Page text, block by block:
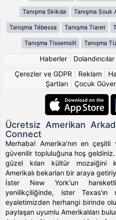
Tanışma Skikda Tanışma Souk
Tanışma Tébessa Tanışma Tiaret
Tanışma Tissemsilt Tanışma
Haberler Dolandırıcılar
Çerezler ve GDPR
Reklam
Şartları| Çocuk
Ücretsiz Amerikan
Connect
Merhaba! Amerika'nın en
güvenilir topluluğuna hoş
güzel kılan kültür mozaiğini
Amerikalı bekarları bir araya
İster New York'un
yenilikçiliğinde, ister
eyaletimizden herhangi birinde
paylaşan uyumlu Amerikalıları